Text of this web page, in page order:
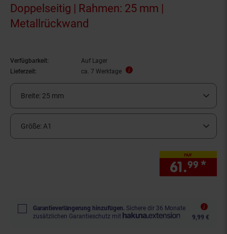
Doppelseitig | Rahmen: 25 mm |
Metallrückwand
Verfügbarkeit:
Auf Lager
Lieferzeit:
ca. 7 Werktage
Breite: 25 mm
Größe: A1
nur
61.99 *
Garantieverlängerung hinzufügen. Sichere dir 36 Monate
zusätzlichen Garantieschutz mit
9,99 €